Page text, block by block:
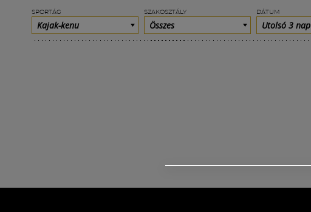
SPORTÁG
Kajak-kenu
SZAKOSZTÁLY
Összes
DÁTUM
Utolsó 3 nap